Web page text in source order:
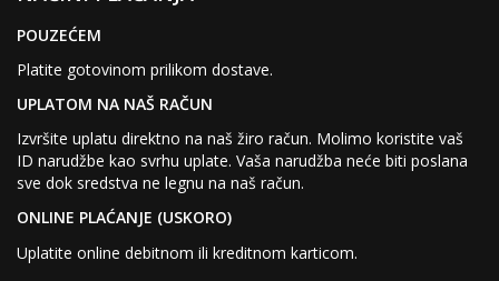
POUZEĆEM
Platite gotovinom prilikom dostave.
UPLATOM NA NAŠ RAČUN
Izvršite uplatu direktno na naš žiro račun. Molimo koristite vaš
ID narudžbe kao svrhu uplate. Vaša narudžba neće biti poslana
sve dok sredstva ne legnu na naš račun.
ONLINE PLAĆANJE (USKORO)
Uplatite online debitnom ili kreditnom karticom.